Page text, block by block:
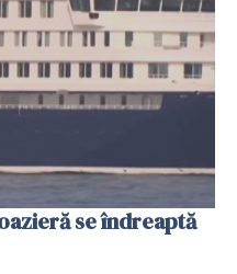
se îndreaptă